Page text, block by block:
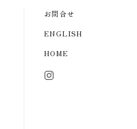
お問合せ
ENGLISH
HOME